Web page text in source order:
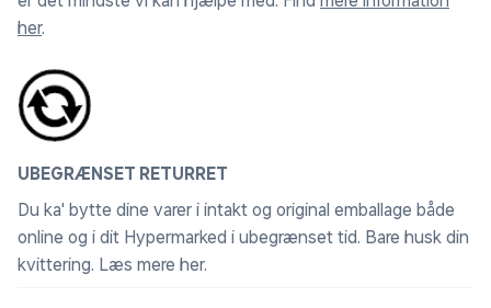
her.
UBEGRÆNSET RETURRET
Du ka' bytte dine varer i intakt og original emballage både
online og i dit Hypermarked i ubegrænset tid. Bare husk din
kvittering. Læs mere her.